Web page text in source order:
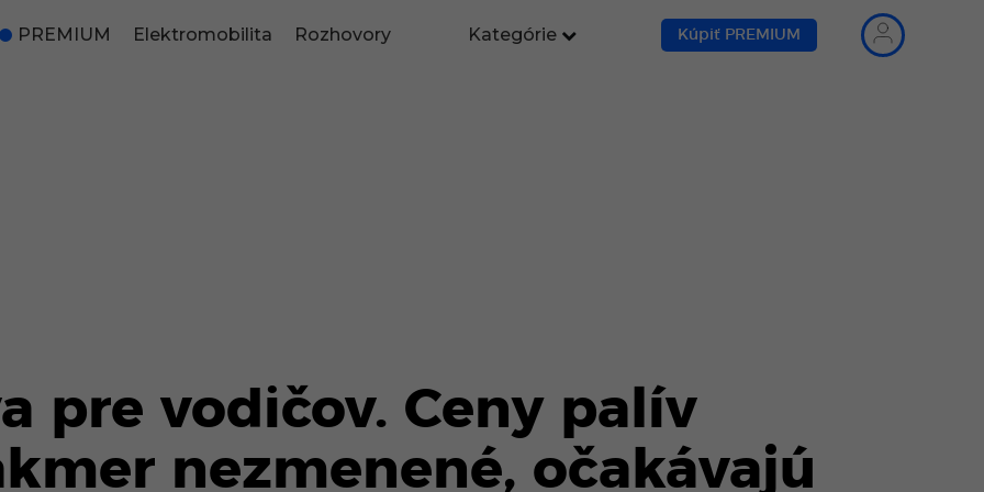
PREMIUM Elektromobilita Rozhovory Kategórie Kúpiť PREMIUM
pre vodičov. Ceny palív
nezmenené, očakávajú